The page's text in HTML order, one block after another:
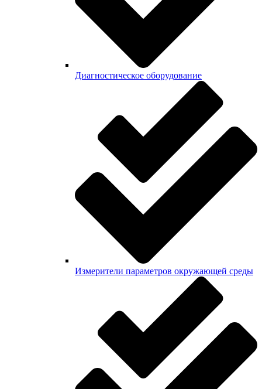
Диагностическое оборудование
Измерители параметров окружающей среды